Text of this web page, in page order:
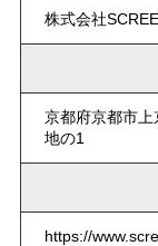
株式会社
京都府京都市
地の1
https://